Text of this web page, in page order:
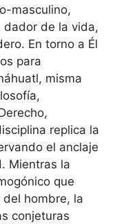
masculino,
dador de la vida,
En torno a Él
para
misma
replica la
el anclaje
Mientras la
que
hombre, la
conjeturas